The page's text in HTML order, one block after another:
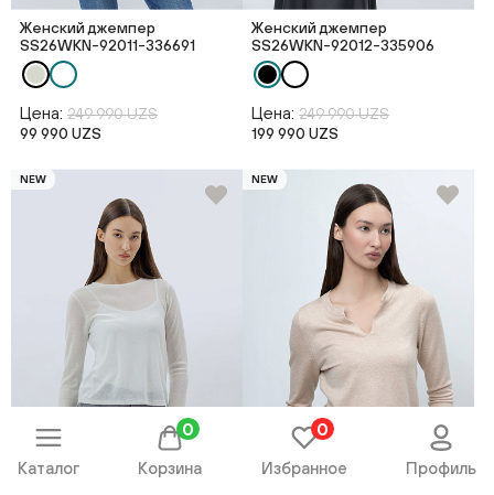
Женский джемпер
SS26WKN-92011-336691
Цена: 249 990 UZS
99 990 UZS
Женский джемпер
SS26WKN-92012-335906
Цена: 249 990 UZS
199 990 UZS
NEW NEW
Каталог Корзина
0
Избранное
0
Профиль